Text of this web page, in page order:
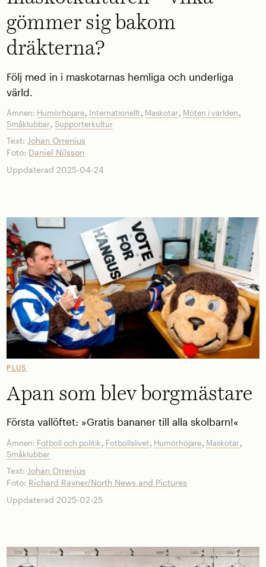
gömmer sig bakom
dräkterna?
Följ med in i maskotarnas hemliga och underliga
värld.
Ämnen: Humörhöjare, Internationellt, Maskotar, Möten i världen,
Småklubbar,Supporterkultur
Text: Johan Orrenius
Foto: Daniel Nilsson
Uppdaterad 2025-04-24
PLUS
Apan som blev borgmästare
Första vallöftet: »Gratis bananer till alla skolbarn!«
Ämnen: Fotboll och politik, Fotbollslivet, Humörhöjare, Maskotar,
Småklubbar
Text: Johan Orrenius
Foto: Richard Rayner/North News and Pictures
Uppdaterad 2025-02-25